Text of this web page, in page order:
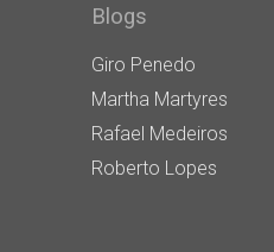
Blogs
Giro Penedo
Martha Martyres
Rafael Medeiros
Roberto Lopes